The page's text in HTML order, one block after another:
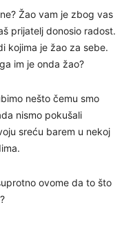
Žao vam je zbog vas
prijatelj donosio radost.
kojima je žao za sebe.
im je onda žao?
nešto čemu smo
nismo pokušali
sreću barem u nekoj
ovome da to što